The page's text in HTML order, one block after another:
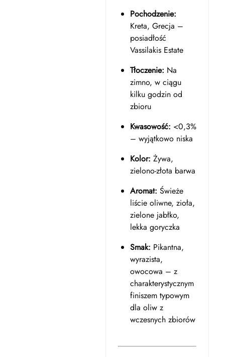
Pochodzenie:
Kreta, Grecja –
posiadłość
Vassilakis Estate
Tłoczenie: Na
zimno, w ciągu
kilku godzin od
zbioru
Kwasowość: <0,3%
– wyjątkowo niska
Kolor: Żywa,
zielono-złota barwa
Aromat: Świeże
liście oliwne, zioła,
zielone jabłko,
lekka goryczka
Smak: Pikantna,
wyrazista,
owocowa – z
charakterystycznym
finiszem typowym
dla oliw z
wczesnych zbiorów